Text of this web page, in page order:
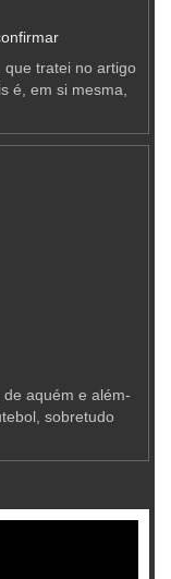
que tratei no artigo
é, em si mesma,
aquém e além-
sobretudo